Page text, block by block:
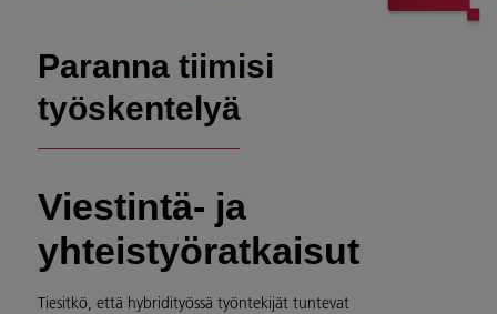
Paranna tiimisi
työskentelyä
Viestintä- ja
yhteistyöratkaisut
Tiesitkö, että hybridityössä työntekijät tuntevat